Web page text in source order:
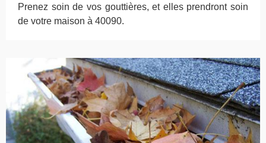
Prenez soin de vos gouttières, et elles prendront soin
de votre maison à 40090.